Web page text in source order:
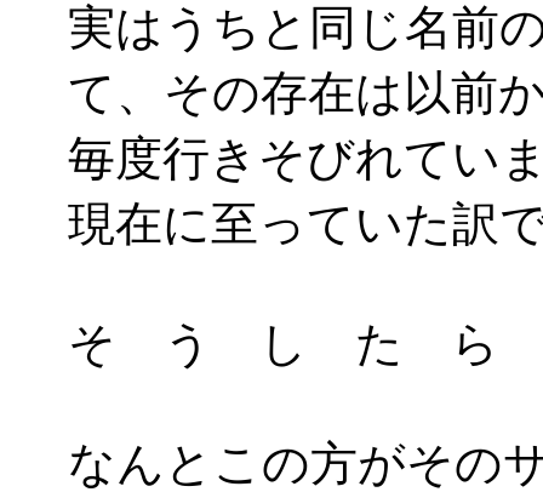
実はうちと同じ名前
て、その存在は以前
毎度行きそびれてい
現在に至っていた訳
そ う し た ら
なんとこの方がその